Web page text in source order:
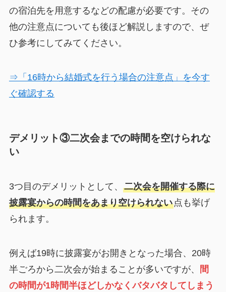
の宿泊先を用意するなどの配慮が必要です。その
他の注意点についても後ほど解説しますので、ぜ
ひ参考にしてみてください。
⇒「16時から結婚式を行う場合の注意点」を今す
ぐ確認する
デメリット③二次会までの時間を空けられな
い
3つ目のデメリットとして、 二次会を開催する際に
披露宴からの時間をあまり空けられない点も挙げ
られます。
例えば19時に披露宴がお開きとなった場合、20時
半ごろから二次会が始まることが多いですが、
間
の時間が1時間半ほどしかなくバタバタしてしまう